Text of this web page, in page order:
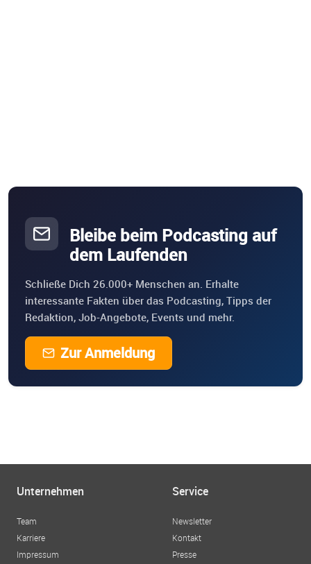
Bleibe beim Podcasting auf
dem Laufenden
Schließe Dich 26.000+ Menschen an. Erhalte
interessante Fakten über das Podcasting, Tipps der
Redaktion, Job-Angebote, Events und mehr.
Zur Anmeldung
Unternehmen
Team
Karriere
Impressum
Service
Newsletter
Kontakt
Presse